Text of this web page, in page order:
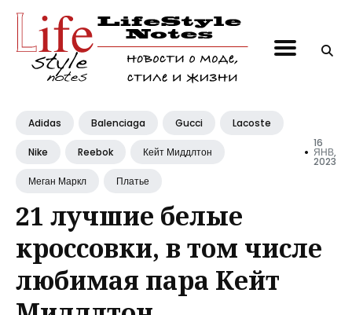
Поиск
Adidas Balenciaga Gucci Lacoste
Nike Reebok Кейт Миддлтон
Меган Маркл Платье
•
16
ЯНВ,
2023
21 лучшие белые
кроссовки, в том числе
любимая пара Кейт